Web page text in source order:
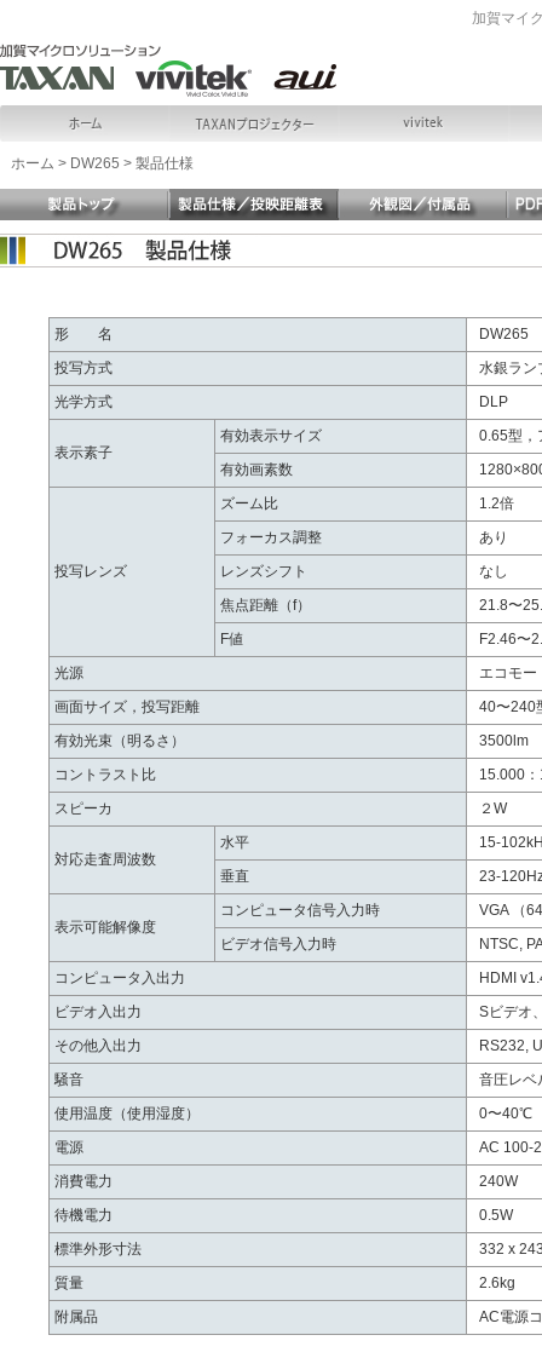
加賀マイ
ホーム > DW265 > 製品仕様
形 名
DW265
投写方式
水銀ラン
光学方式
DLP
表示素子
有効表示サイズ
0.65型，
有効画素数
投写レンズ
ズーム比
1.2倍
フォーカス調整
あり
レンズシフト
なし
焦点距離（f）
21.8〜
F値
F2.46〜
光源
エコモー
画面サイズ，投写距離
40〜240
有効光束（明るさ）
3500lm
コントラスト比
15.000
スピーカ
２W
対応走査周波数
水平
15-
垂直
23-
表示可能解像度
コンピュータ信号入力時
VGA （
ビデオ信号入力時
NTSC,
コンピュータ入出力
HDMI
ビデオ入出力
Sビデオ
その他入出力
RS232,
騒音
音圧レベ
使用温度（使用湿度）
0〜40℃
電源
AC 100-
消費電力
240W
待機電力
0.5W
標準外形寸法
332 x
質量
2.6kg
附属品
AC電源